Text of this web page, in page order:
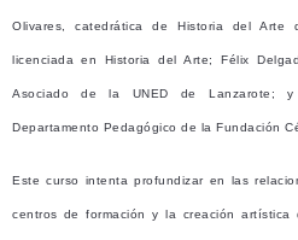
Olivares, catedrática de Historia del Arte
licenciada en Historia del Arte; Félix
Asociado de la UNED de Lanzarote;
Departamento Pedagógico de la Fundación
Este curso intenta profundizar en las
centros de formación y la creación